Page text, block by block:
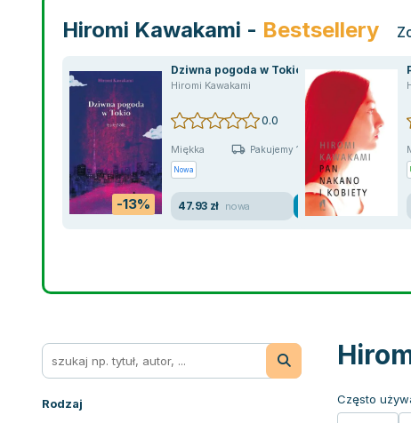
Hiromi Kawakami - Bestsellery
-13%
Dziwna pogoda w Tokio
Hiromi Kawakami
0.0
Miękka Pakujemy 11.08
Nowa
47.93 zł nowa
Rodzaj Często